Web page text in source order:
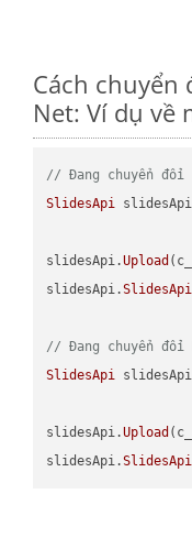
Cách chuyển
Net: Ví dụ về
// Đang chuyển đổi
SlidesApi
slidesApi.Upload
slidesApi.SlidesApi
// Đang chuyển đổi
SlidesApi
slidesApi.Upload
slidesApi.SlidesApi